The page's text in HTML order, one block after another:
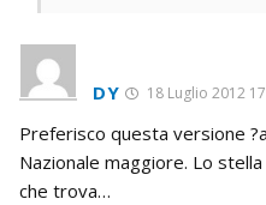
DY 18 Luglio 2012
Preferisco questa versione
Nazionale maggiore. Lo stella
che trova…